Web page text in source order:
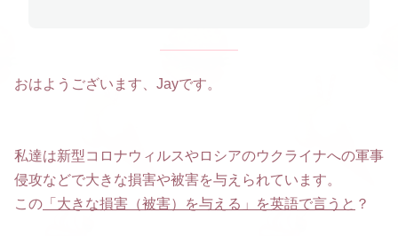
おはようございます、Jayです。
私達は新型コロナウィルスやロシアのウクライナへの軍事
侵攻などで大きな損害や被害を与えられています。
この 「大きな損害（被害）を与える」を英語で言うと ？